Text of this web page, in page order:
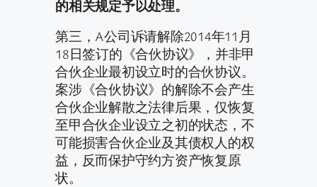
的相关规定予以处理。
第三，A公司诉请解除2014年11月
18日签订的《合伙协议》，并非甲
合伙企业最初设立时的合伙协议。
案涉《合伙协议》的解除不会产生
合伙企业解散之法律后果，仅恢复
至甲合伙企业设立之初的状态，不
可能损害合伙企业及其债权人的权
益，反而保护守约方资产恢复原
状。